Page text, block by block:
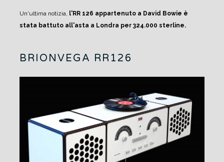
Un'ultima notizia, l'RR 126 appartenuto a David Bowie è
stata battuto all'asta a Londra per 324.000 sterline.
BRIONVEGA RR126